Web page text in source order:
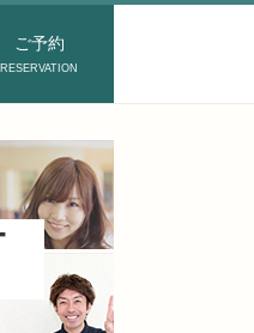
ご予約
RESERVATION